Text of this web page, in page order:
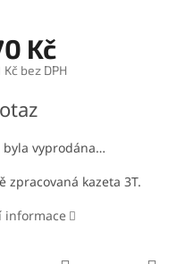
Kč
Kč bez DPH
byla vyprodána…
zpracovaná kazeta 3T.
informace